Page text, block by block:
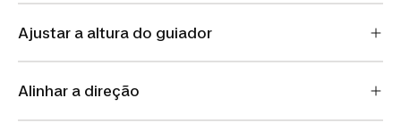
Ajustar a altura do guiador
Alinhar a direção